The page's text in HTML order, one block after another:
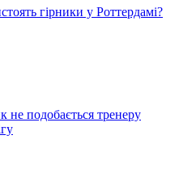
гірники у Роттердамі?
подобається тренеру